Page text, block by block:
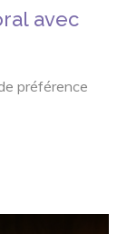
avec
préférence